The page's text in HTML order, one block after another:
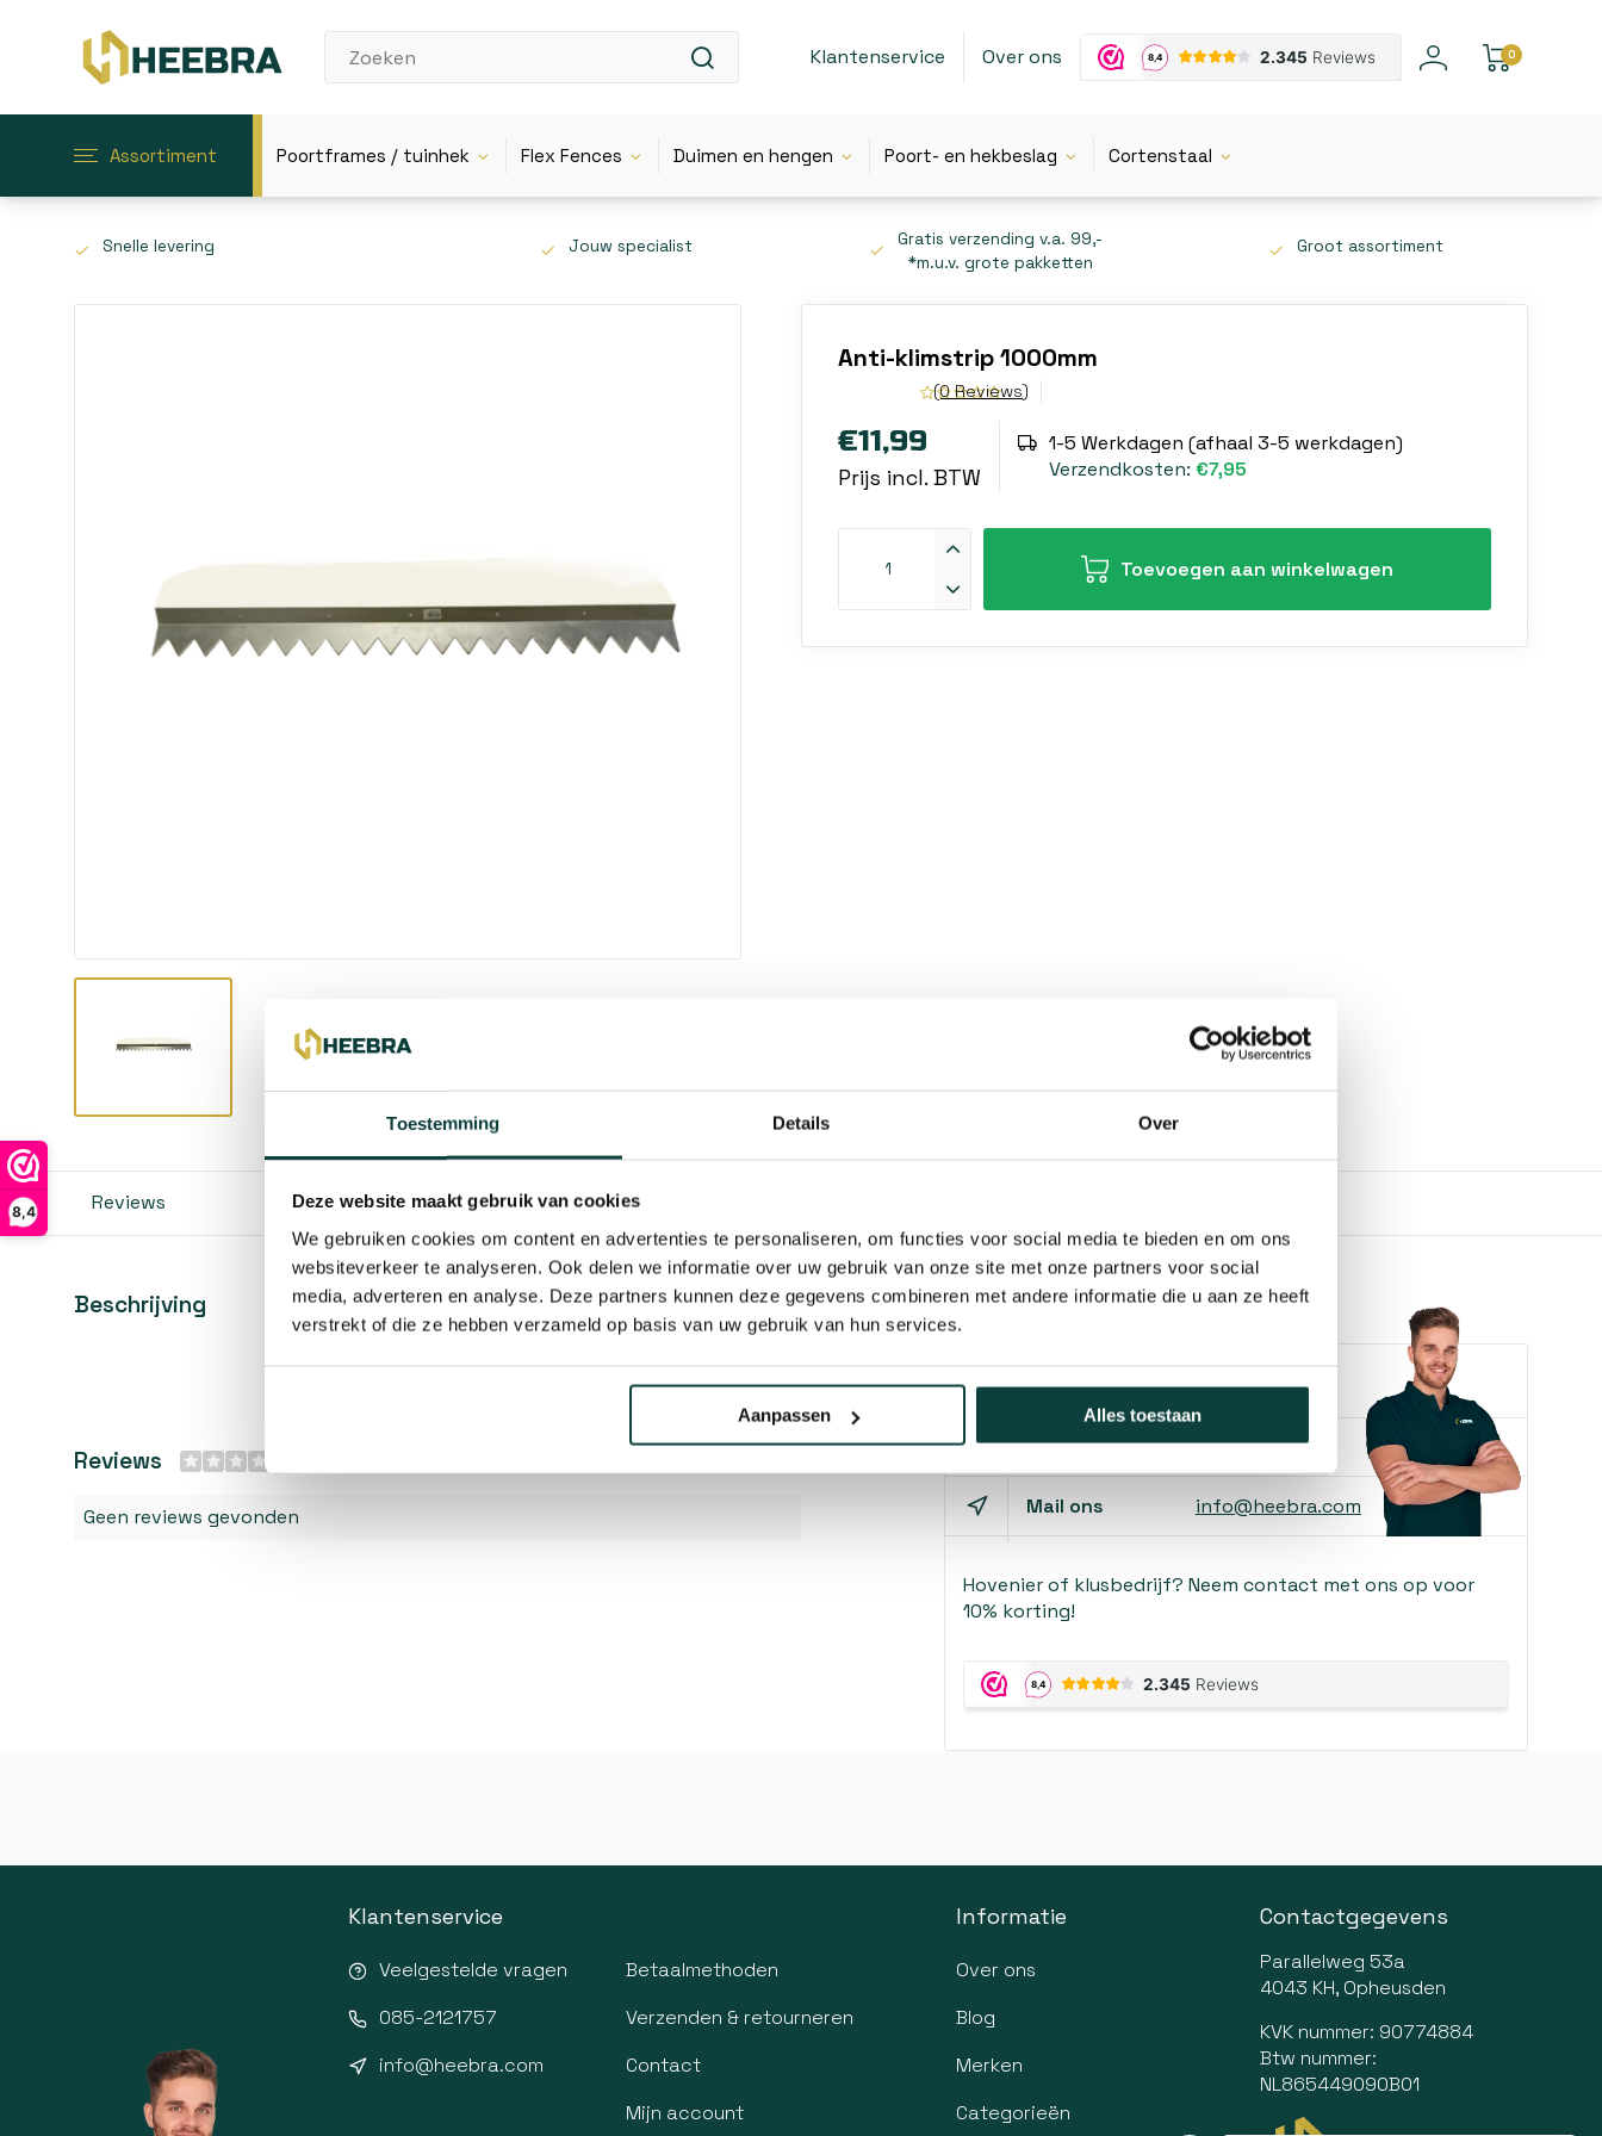
Toestemming Details Over
Deze website maakt gebruik van cookies
We gebruiken cookies om content en advertenties te personaliseren, om functies voor social media te bieden en om ons
websiteverkeer te analyseren. Ook delen we informatie over uw gebruik van onze site met onze partners voor social
media, adverteren en analyse. Deze partners kunnen deze gegevens combineren met andere informatie die u aan ze heeft
verstrekt of die ze hebben verzameld op basis van uw gebruik van hun services.
Aanpassen Alles toestaan
8,4
Klantenservice Over ons 0
Assortiment Poortframes / tuinhek Flex Fences Duimen en hengen Poort- en hekbeslag Cortenstaal
Snelle levering Jouw specialist
Gratis verzending v.a. 99,-
*m.u.v. grote pakketten
Groot assortiment
Anti-klimstrip 1000mm
(0 Reviews)
€11,99
Prijs incl. BTW
1-5 Werkdagen (afhaal 3-5 werkdagen)
Verzendkosten: €7,95
Toevoegen aan winkelwagen
Reviews
Beschrijving
Reviews
Geen reviews gevonden
Kunnen we je helpen?
Bel ons 085-2121757
Mail ons info@heebra.com
Hovenier of klusbedrijf? Neem contact met ons op voor
10% korting!
Klantenservice
Veelgestelde vragen
085-2121757
info@heebra.com
Betaalmethoden
Verzenden & retourneren
Contact
Mijn account
Informatie
Over ons
Blog
Merken
Categorieën
Contactgegevens
Parallelweg 53a
4043 KH, Opheusden
KVK nummer: 90774884
Btw nummer:
NL865449090B01